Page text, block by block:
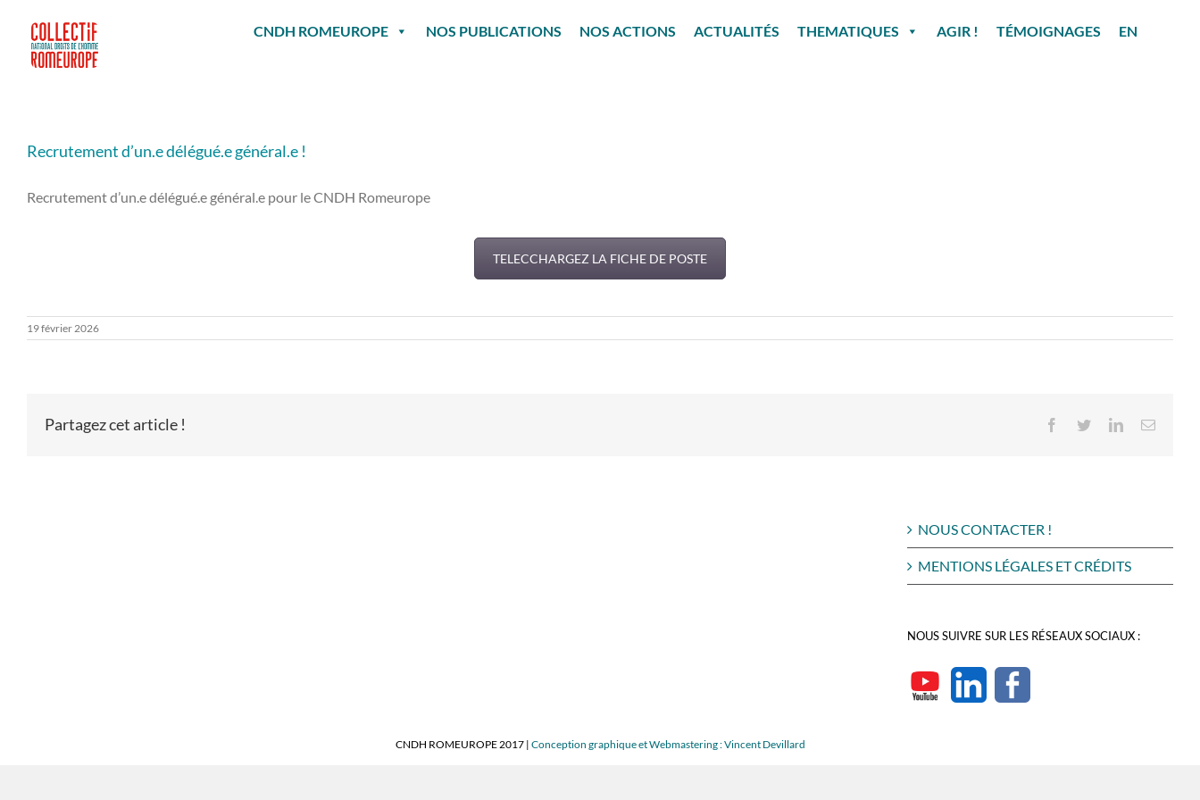
contenu
CNDH ROMEUROPE NOS PUBLICATIONS NOS ACTIONS ACTUALITÉS THEMATIQUES AGIR ! TÉMOIGNAGES EN
Recrutement d’un.e délégué.e général.e !
Recrutement d’un.e délégué.e général.e pour le CNDH Romeurope
TELECCHARGEZ LA FICHE DE POSTE
19 février 2026
Partagez cet article ! Facebook
TwitterLinkedInEmail
NOUS CONTACTER !
MENTIONS LÉGALES ET CRÉDITS
NOUS SUIVRE SUR LES RÉSEAUX SOCIAUX :
CNDH ROMEUROPE 2017 | Conception graphique et Webmastering : Vincent Devillard